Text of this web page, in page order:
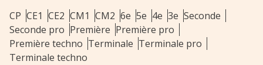
CP CE1 CE2 CM1 CM2 6e 5e 4e 3e Seconde
Seconde pro Première Première pro
Première techno Terminale Terminale pro
Terminale techno